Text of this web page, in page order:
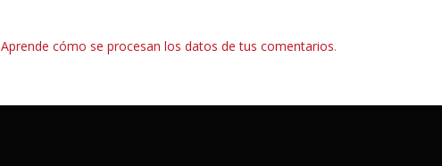
Aprende cómo se procesan los datos de tus comentarios.